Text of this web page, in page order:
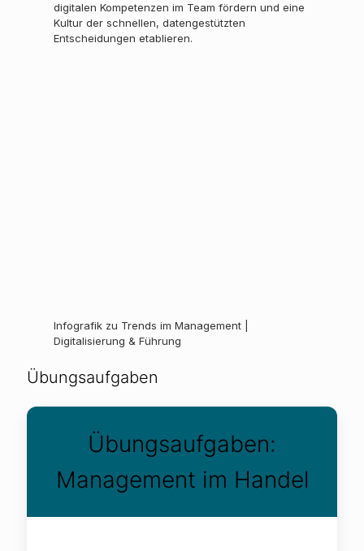
digitalen Kompetenzen im Team fördern und eine
Kultur der schnellen, datengestützten
Entscheidungen etablieren.
Infografik zu Trends im Management |
Digitalisierung & Führung
Übungsaufgaben
Übungsaufgaben:
Management im Handel